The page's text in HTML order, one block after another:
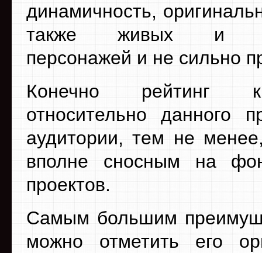
динамичность,
также живых и
персонажей и не сильно
Конечно рейтинг
относительно данного
аудитории, тем не
вполне сносным на
проектов.
Самым большим
можно отметить его